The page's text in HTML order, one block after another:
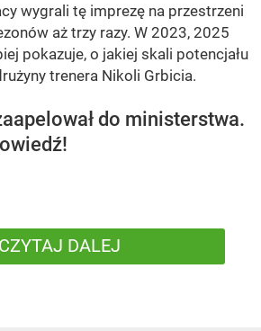
wygrali tę imprezę na przestrzeni
aż trzy razy. W 2023, 2025
pokazuje, o jakiej skali potencjału
trenera Nikoli Grbicia.
do ministerstwa.
CZYTAJ DALEJ